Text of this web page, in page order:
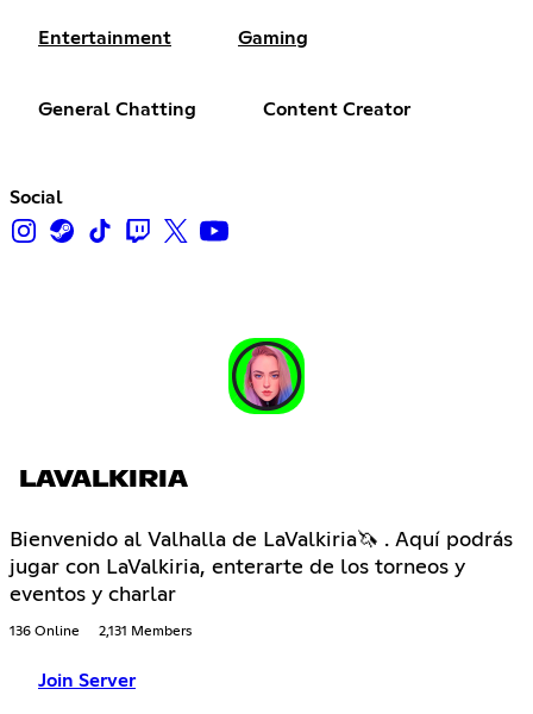
Entertainment Gaming
General Chatting Content Creator
Social
LAVALKIRIA
Bienvenido al Valhalla de LaValkiria🦄 . Aquí podrás
jugar con LaValkiria, enterarte de los torneos y
eventos y charlar
136 Online 2,131 Members
Join Server